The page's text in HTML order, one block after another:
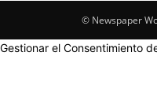
© Newspaper
Gestionar el Consentimiento